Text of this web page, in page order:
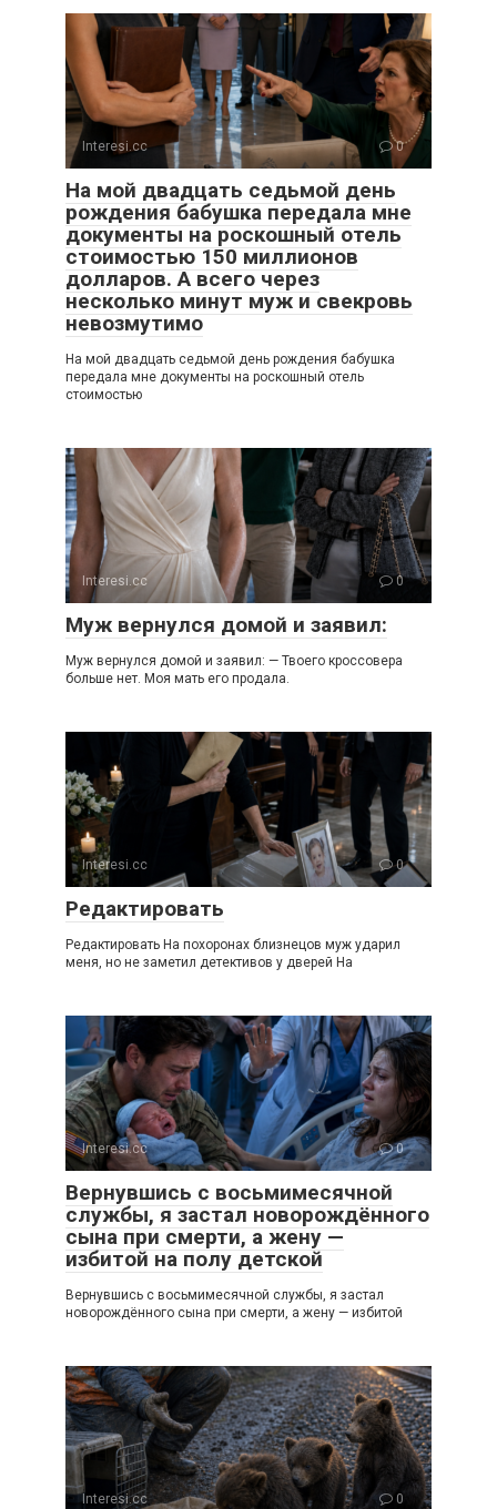
Interesi.cc 0
На мой двадцать седьмой день
рождения бабушка передала мне
документы на роскошный отель
стоимостью 150 миллионов
долларов. А всего через
несколько минут муж и свекровь
невозмутимо
На мой двадцать седьмой день рождения бабушка
передала мне документы на роскошный отель
стоимостью
Interesi.cc 0
Муж вернулся домой и заявил:
Муж вернулся домой и заявил: — Твоего кроссовера
больше нет. Моя мать его продала.
Interesi.cc 0
Редактировать
Редактировать На похоронах близнецов муж ударил
меня, но не заметил детективов у дверей На
Interesi.cc 0
Вернувшись с восьмимесячной
службы, я застал новорождённого
сына при смерти, а жену —
избитой на полу детской
Вернувшись с восьмимесячной службы, я застал
новорождённого сына при смерти, а жену — избитой
Interesi.cc 0